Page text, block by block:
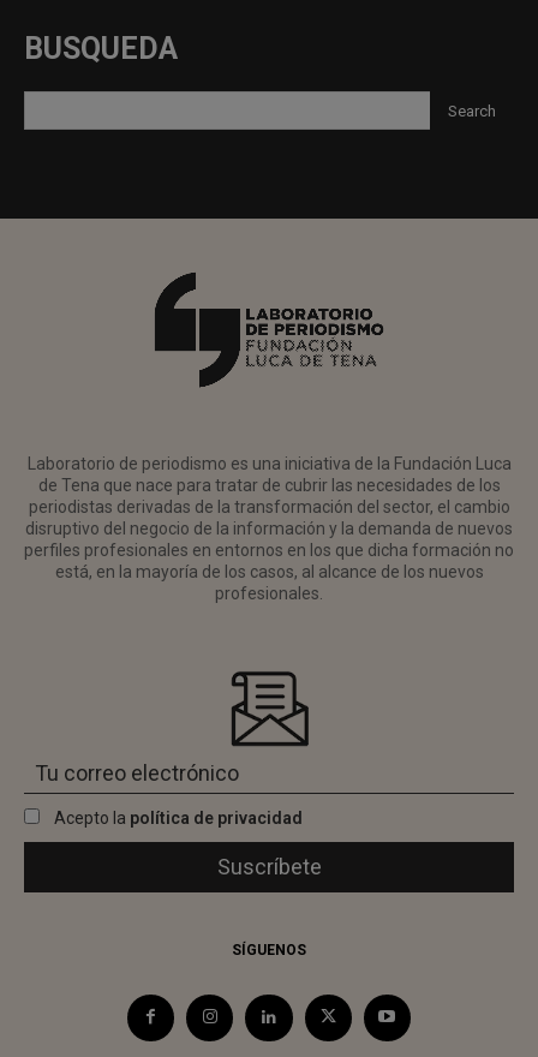
BUSQUEDA
Laboratorio de periodismo es una iniciativa de la Fundación Luca
de Tena que nace para tratar de cubrir las necesidades de los
periodistas derivadas de la transformación del sector, el cambio
disruptivo del negocio de la información y la demanda de nuevos
perfiles profesionales en entornos en los que dicha formación no
está, en la mayoría de los casos, al alcance de los nuevos
profesionales.
Acepto la política de privacidad
SÍGUENOS